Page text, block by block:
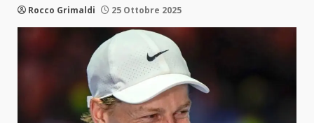
Rocco Grimaldi 25 Ottobre 2025